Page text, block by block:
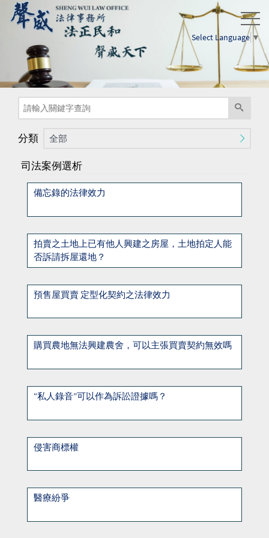
Select Language ▼
分類 全部
司法案例選析
備忘錄的法律效力
拍賣之土地上已有他人興建之房屋，土地拍定人能
否訴請拆屋還地？
預售屋買賣 定型化契約之法律效力
購買農地無法興建農舍，可以主張買賣契約無效嗎
“私人錄音”可以作為訴訟證據嗎？
侵害商標權
醫療紛爭